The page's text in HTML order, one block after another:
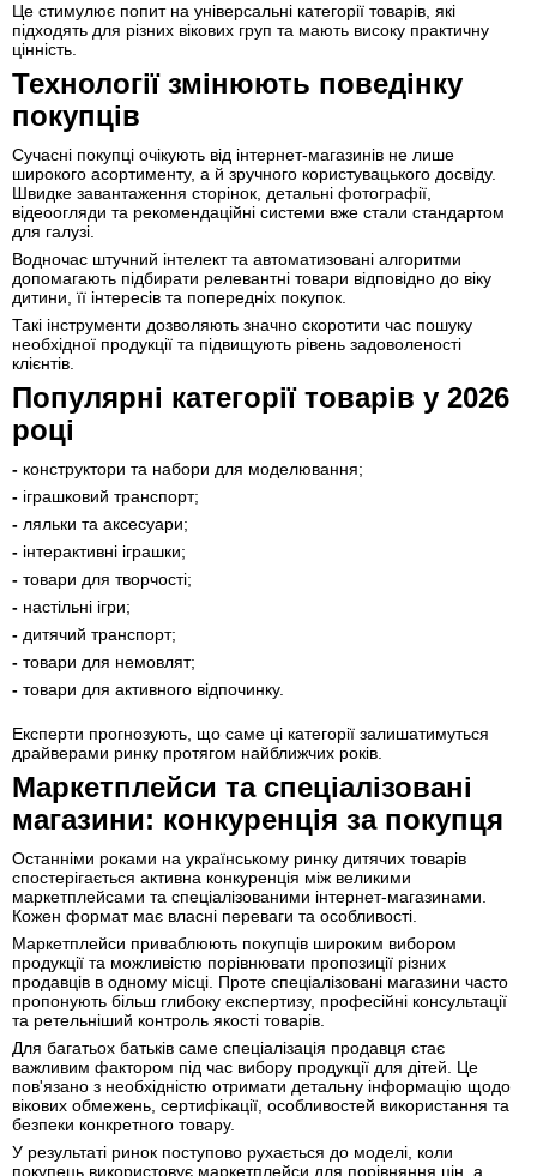
Це стимулює попит на універсальні категорії товарів, які
підходять для різних вікових груп та мають високу практичну
цінність.
Технології змінюють поведінку
покупців
Сучасні покупці очікують від інтернет-магазинів не лише
широкого асортименту, а й зручного користувацького досвіду.
Швидке завантаження сторінок, детальні фотографії,
відеоогляди та рекомендаційні системи вже стали стандартом
для галузі.
Водночас штучний інтелект та автоматизовані алгоритми
допомагають підбирати релевантні товари відповідно до віку
дитини, її інтересів та попередніх покупок.
Такі інструменти дозволяють значно скоротити час пошуку
необхідної продукції та підвищують рівень задоволеності
клієнтів.
Популярні категорії товарів у 2026
році
- конструктори та набори для моделювання;
- іграшковий транспорт;
- ляльки та аксесуари;
- інтерактивні іграшки;
- товари для творчості;
- настільні ігри;
- дитячий транспорт;
- товари для немовлят;
- товари для активного відпочинку.
Експерти прогнозують, що саме ці категорії залишатимуться
драйверами ринку протягом найближчих років.
Маркетплейси та спеціалізовані
магазини: конкуренція за покупця
Останніми роками на українському ринку дитячих товарів
спостерігається активна конкуренція між великими
маркетплейсами та спеціалізованими інтернет-магазинами.
Кожен формат має власні переваги та особливості.
Маркетплейси приваблюють покупців широким вибором
продукції та можливістю порівнювати пропозиції різних
продавців в одному місці. Проте спеціалізовані магазини часто
пропонують більш глибоку експертизу, професійні консультації
та ретельніший контроль якості товарів.
Для багатьох батьків саме спеціалізація продавця стає
важливим фактором під час вибору продукції для дітей. Це
пов'язано з необхідністю отримати детальну інформацію щодо
вікових обмежень, сертифікації, особливостей використання та
безпеки конкретного товару.
У результаті ринок поступово рухається до моделі, коли
покупець використовує маркетплейси для порівняння цін, а